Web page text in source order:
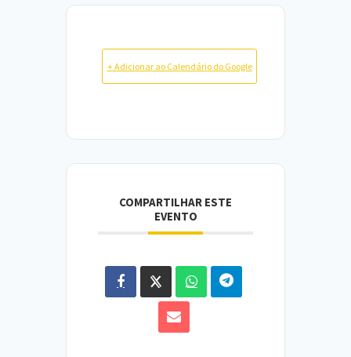
+ Adicionar ao Calendário do Google
COMPARTILHAR ESTE
EVENTO